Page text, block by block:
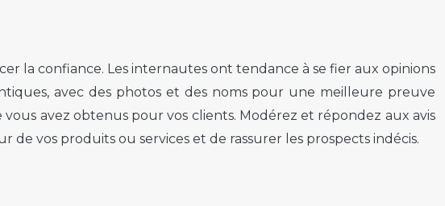
la confiance. Les internautes ont tendance à se fier aux opinions
avec des photos et des noms pour une meilleure preuve
avez obtenus pour vos clients. Modérez et répondez aux avis
vos produits ou services et de rassurer les prospects indécis.